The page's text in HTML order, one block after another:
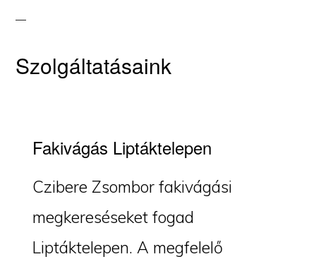
Szolgáltatásaink
Fakivágás Liptáktelepen
Czibere Zsombor fakivágási
megkereséseket fogad
Liptáktelepen. A megfelelő